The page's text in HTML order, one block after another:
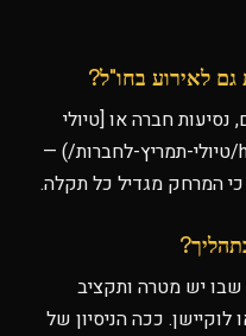
לאירוע בחו"ל?
נסיעות חברה או [טיולי
תמריץ לעובדים](https://upe.co.il/טיולי-תמריץ-לחברות/) —
יש מטרה ותקציב
ככה הניסיון של